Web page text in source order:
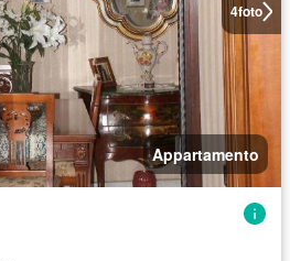
4foto
Appartamento